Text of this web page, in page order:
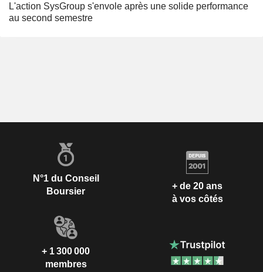
L'action SysGroup s'envole après une solide performance
au second semestre
N°1 du Conseil
Boursier
+ de 20 ans
à vos côtés
+ 1 300 000
membres